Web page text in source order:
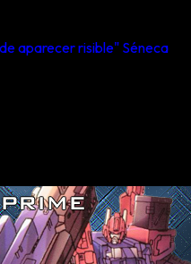
aparecer risible" Séneca